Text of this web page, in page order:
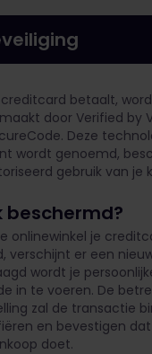
betaalt,
door Verified by
Deze
wordt genoemd,
gebruik van je
beschermd?
onlinewinkel je
verschijnt er een
wordt je
in te voeren. De
zal de transactie
en bevestigen
doet.